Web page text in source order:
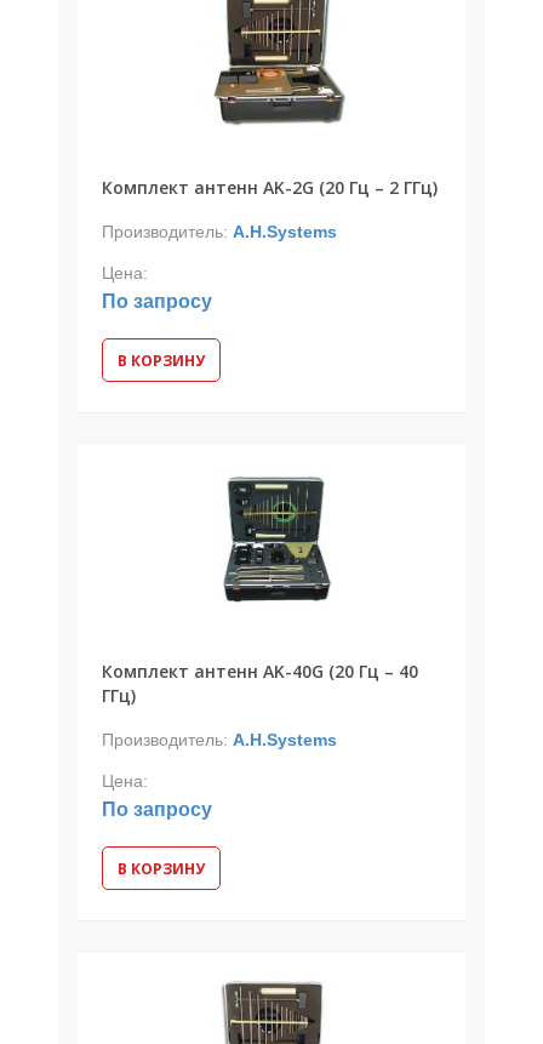
Комплект антенн AK-2G (20 Гц – 2 ГГц)
Производитель: A.H.Systems
Цена:
По запросу
В КОРЗИНУ
Комплект антенн AK-40G (20 Гц – 40
ГГц)
Производитель: A.H.Systems
Цена:
По запросу
В КОРЗИНУ